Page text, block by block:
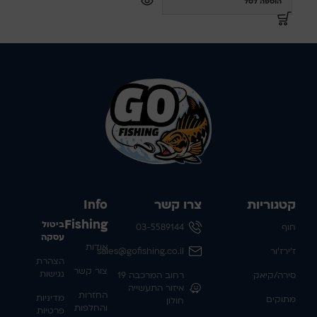
Info
Fishing
אודות
צור קשר
החזרות
והחלפות
ביטול
עסקה
הצהרת
נגישות
מדיניות
פרטיות
קטגוריות
חוף
ז'ירז'ור
סירה/קיאק
מתוקים
צרו קשר
03-5589144
sales@gofishing.co.il
רחוב המרכבה 19
איזור התעשייה
חולון